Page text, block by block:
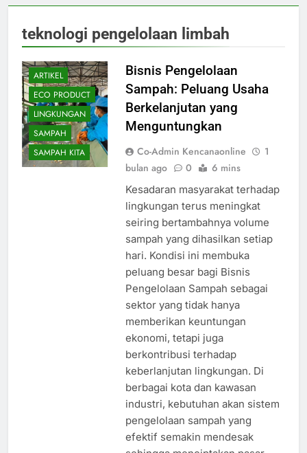
teknologi pengelolaan limbah
ARTIKEL
ECO PRODUCT
LINGKUNGAN
SAMPAH
SAMPAH KITA
Bisnis Pengelolaan
Sampah: Peluang Usaha
Berkelanjutan yang
Menguntungkan
Co-Admin Kencanaonline
1
bulan ago
0 6 mins
Kesadaran masyarakat terhadap
lingkungan terus meningkat
seiring bertambahnya volume
sampah yang dihasilkan setiap
hari. Kondisi ini membuka
peluang besar bagi Bisnis
Pengelolaan Sampah sebagai
sektor yang tidak hanya
memberikan keuntungan
ekonomi, tetapi juga
berkontribusi terhadap
keberlanjutan lingkungan. Di
berbagai kota dan kawasan
industri, kebutuhan akan sistem
pengelolaan sampah yang
efektif semakin mendesak